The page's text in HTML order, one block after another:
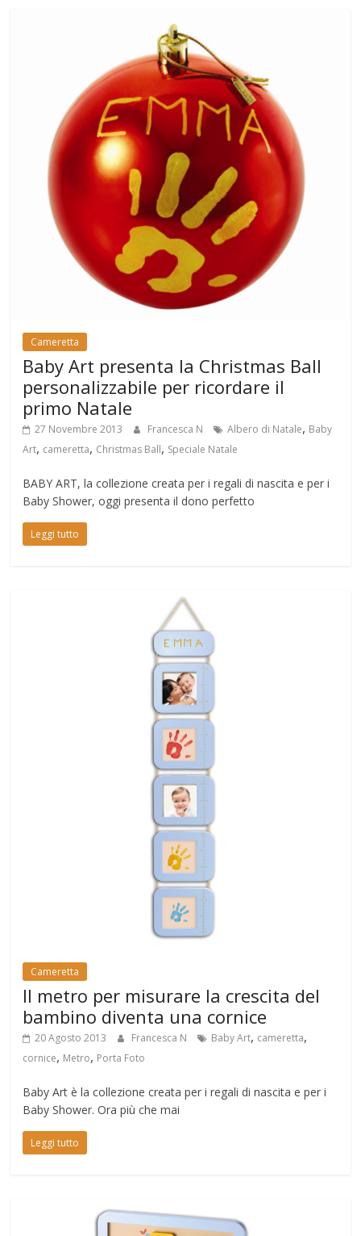
Cameretta
Baby Art presenta la Christmas Ball
personalizzabile per ricordare il
primo Natale
27 Novembre 2013 Francesca N Albero di Natale, Baby
Art, cameretta, Christmas Ball, Speciale Natale
BABY ART, la collezione creata per i regali di nascita e per i
Baby Shower, oggi presenta il dono perfetto
Leggi tutto
Cameretta
Il metro per misurare la crescita del
bambino diventa una cornice
20 Agosto 2013 Francesca N Baby Art, cameretta,
cornice, Metro, Porta Foto
Baby Art è la collezione creata per i regali di nascita e per i
Baby Shower. Ora più che mai
Leggi tutto